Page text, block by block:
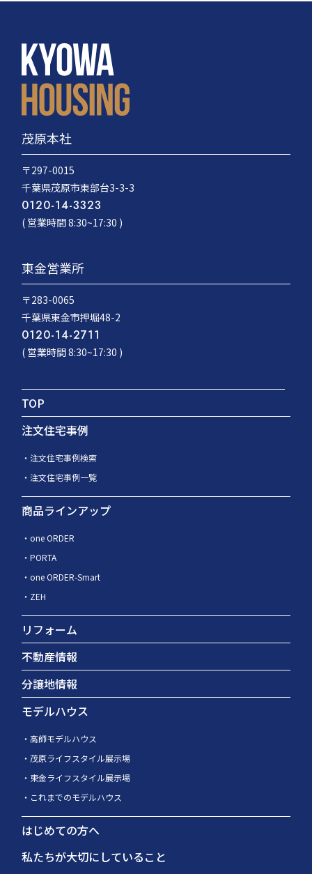
茂原本社
〒297-0015
千葉県茂原市東部台3-3-3
0120-14-3323
( 営業時間 8:30~17:30 )
東金営業所
〒283-0065
千葉県東金市押堀48-2
0120-14-2711
( 営業時間 8:30~17:30 )
TOP
注文住宅事例
注文住宅事例検索
注文住宅事例一覧
商品ラインアップ
one ORDER
PORTA
one ORDER-Smart
ZEH
リフォーム
不動産情報
分譲地情報
モデルハウス
高師モデルハウス
茂原ライフスタイル展示場
東金ライフスタイル展示場
これまでのモデルハウス
はじめての方へ
私たちが大切にしていること